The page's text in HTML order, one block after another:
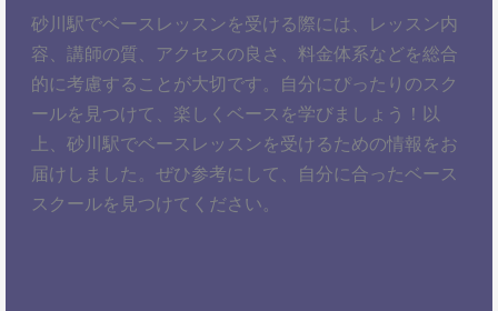
砂川駅でベースレッスンを受ける際には、レッスン内
容、講師の質、アクセスの良さ、料金体系などを総合
的に考慮することが大切です。自分にぴったりのスク
ールを見つけて、楽しくベースを学びましょう！以
上、砂川駅でベースレッスンを受けるための情報をお
届けしました。ぜひ参考にして、自分に合ったベース
スクールを見つけてください。